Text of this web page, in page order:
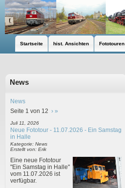
Startseite hist. Ansichten Fototouren
News
News
Seite 1 von 12 › »
Juli 11, 2026
Neue Fototour - 11.07.2026 - Ein Samstag
in Halle
Kategorie: News
Erstellt von: Erik
Eine neue Fototour
"Ein Samstag in Halle"
vom 11.07.2026 ist
verfügbar.